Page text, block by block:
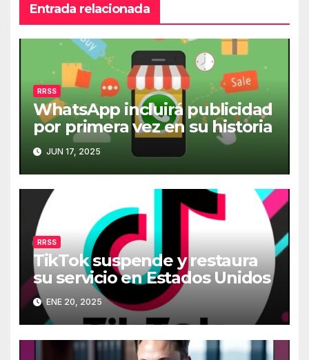
Entrada relacionada
RRSS
WhatsApp incluirá publicidad
por primera vez en su historia
JUN 17, 2025
RRSS
TikTok suspende y restaura
su servicio en Estados Unidos
ENE 20, 2025